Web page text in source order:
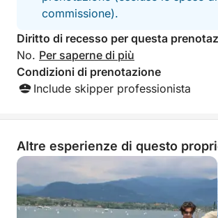
commissione).
Diritto di recesso per questa
No. Per saperne di più
Condizioni di prenotazione
Include skipper professionista
Altre esperienze di questo